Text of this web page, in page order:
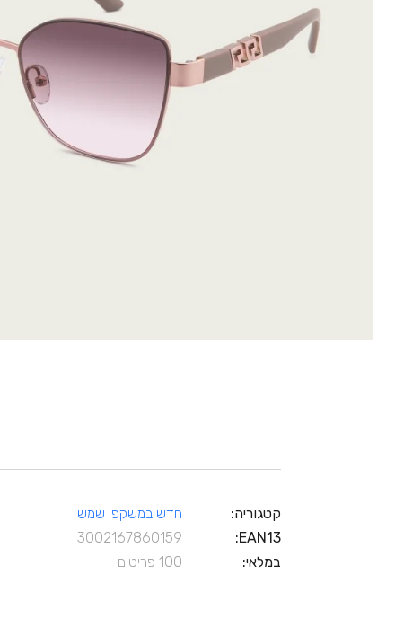
קטגוריה
חדש במשקפי שמש
EAN13
3002167860159
במלאי
100 פריטים